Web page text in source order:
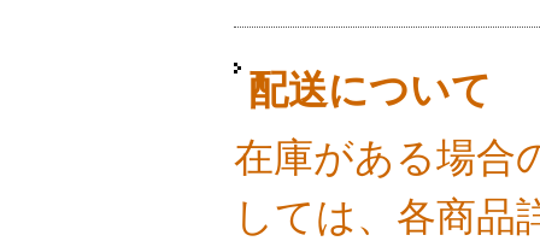
配送について
在庫がある場合
しては、各商品